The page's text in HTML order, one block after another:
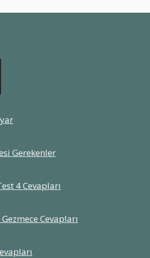
Gerekenler
4 Cevapları
Cevapları